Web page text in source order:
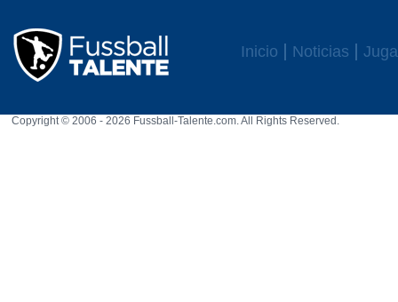
Inicio Noticias
Copyright © 2006 - 2026 Fussball-Talente.com. All Rights Reserved.